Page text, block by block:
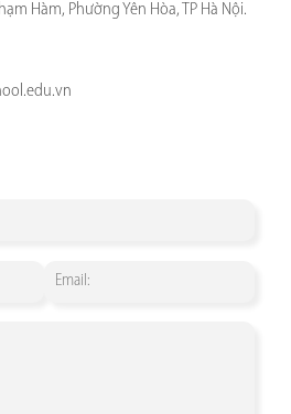
Hàm, Phường Yên Hòa, TP Hà Nội.